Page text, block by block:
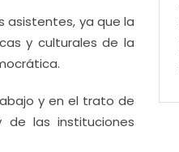
asistentes, ya que la
y culturales de la
y en el trato de
las instituciones